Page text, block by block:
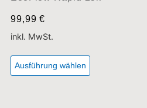
Auf montierbare PV-Paneelen
Möglichkeit, die Mehrwertsteuer
*Irrtümer und Druckfehler vorbehalten